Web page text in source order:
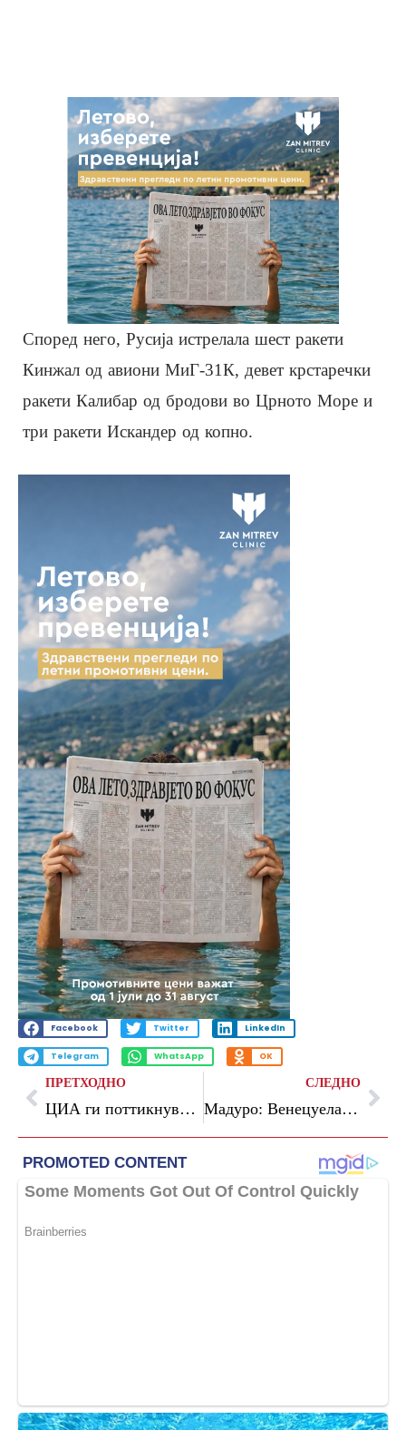
Според него, Русија истрелала шест ракети
Кинжал од авиони МиГ-31К, девет крстаречки
ракети Калибар од бродови во Црното Море и
три ракети Искандер од копно.
Facebook Twitter LinkedIn
Telegram WhatsApp OK
ПРЕТХОДНО
ЦИА ги поттикнува Русите да и достават разузнавачки податоци
СЛЕДНО
Мадуро: Венецуела за секогаш ја напушти Организацијата на американски држави